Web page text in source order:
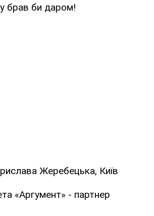
брав би даром!
Жеребецька, Київ
«Аргумент» - партнер